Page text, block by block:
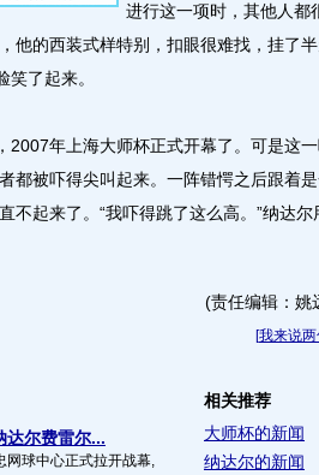
进行这一项时，其他人都
他的西装式样特别，扣眼很难找，挂了
了起来。
年上海大师杯正式开幕了。可是这
都被吓得尖叫起来。一阵错愕之后跟着
不起来了。“我吓得跳了这么高。”纳达尔
(责任编辑：姚
[我来说两
达尔费雷尔...
网球中心正式拉开战幕,
相关推荐
大师杯的新闻
纳达尔的新闻